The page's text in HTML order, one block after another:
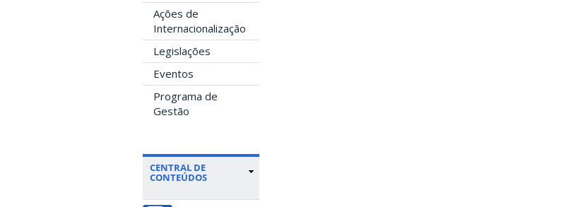
Ações de
Internacionalização
Legislações
Eventos
Programa de
Gestão
CENTRAL DE
CONTEÚDOS